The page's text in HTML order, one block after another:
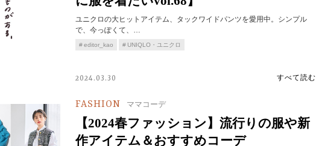
ユニクロの大ヒットアイテム、タックワイドパンツを愛用中。シンプル
で、今っぽくて、…
editor_kao UNIQLO・ユニクロ
2024.03.30 すべて読む
FASHION ママコーデ
【2024春ファッション】流行りの服や新
作アイテム＆おすすめコーデ